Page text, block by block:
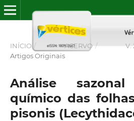
INÍCIO / ACERVO / V.
Artigos Originais
Análise
químico das
pisonis